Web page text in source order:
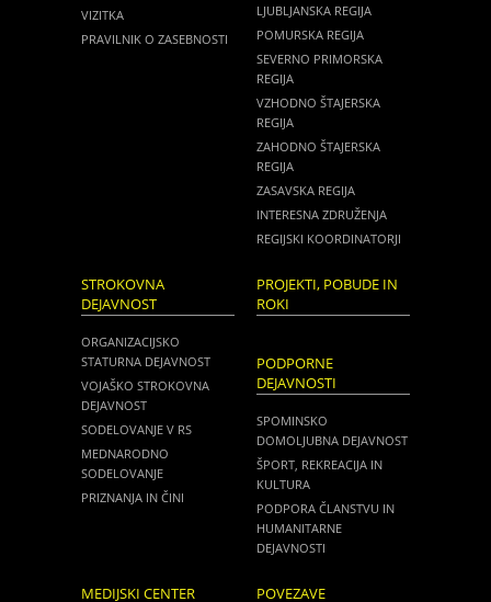
VIZITKA
PRAVILNIK O ZASEBNOSTI
LJUBLJANSKA REGIJA
POMURSKA REGIJA
SEVERNO PRIMORSKA
REGIJA
VZHODNO ŠTAJERSKA
REGIJA
ZAHODNO ŠTAJERSKA
REGIJA
ZASAVSKA REGIJA
INTERESNA ZDRUŽENJA
REGIJSKI KOORDINATORJI
STROKOVNA
DEJAVNOST
ORGANIZACIJSKO
STATURNA DEJAVNOST
VOJAŠKO STROKOVNA
DEJAVNOST
SODELOVANJE V RS
MEDNARODNO
SODELOVANJE
PRIZNANJA IN ČINI
PROJEKTI, POBUDE IN
ROKI
PODPORNE
DEJAVNOSTI
SPOMINSKO
DOMOLJUBNA DEJAVNOST
ŠPORT, REKREACIJA IN
KULTURA
PODPORA ČLANSTVU IN
HUMANITARNE
DEJAVNOSTI
MEDIJSKI CENTER POVEZAVE